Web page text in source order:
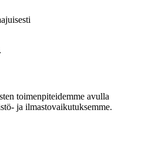
toimenpiteidemme avulla
ja ilmastovaikutuksemme.